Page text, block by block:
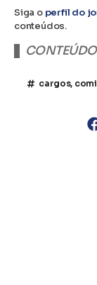
Siga o perfil do
conteúdos.
cargos,